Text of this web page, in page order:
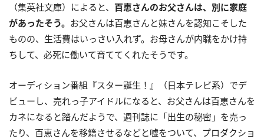
（集英社文庫）によると、 百恵さんのお父さんは、別に家庭
があったそう。 お父さんは百恵さんと妹さんを認知こそした
ものの、生活費はいっさい入れず。お母さんが内職をかけ持
ちして、必死に働いて育ててくれたそうです。
オーディション番組『スター誕生！』（日本テレビ系）でデ
ビューし、売れっ子アイドルになると、お父さんは百恵さんを
カネになると踏んだようで、週刊誌に「出生の秘密」を売っ
たり、百恵さんを移籍させるなどと嘘をついて、プロダクショ